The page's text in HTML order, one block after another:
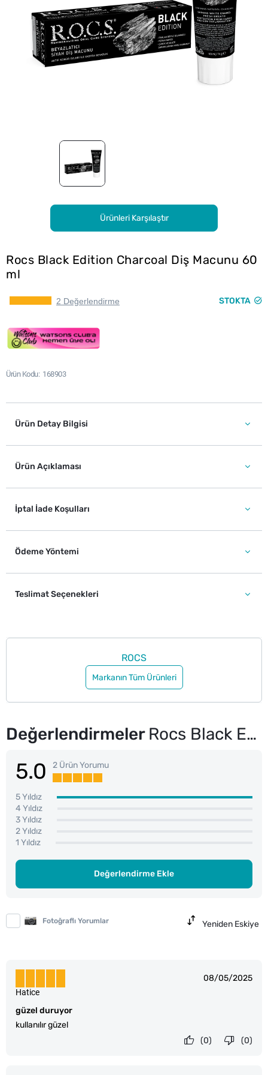
Ürünleri Karşılaştır
Rocs Black Edition Charcoal Diş Macunu 60
ml
2 Değerlendirme STOKTA
Ürün Kodu 168903
Ürün Detay Bilgisi
Ürün Açıklaması
İptal İade Koşulları
Ödeme Yöntemi
Teslimat Seçenekleri
ROCS
Markanın Tüm Ürünleri
Değerlendirmeler Rocs Black Edition Charcoal Diş Macunu 60 ml
5.0 2 Ürün Yorumu
5 Yıldız
4 Yıldız
3 Yıldız
2 Yıldız
1 Yıldız
Değerlendirme Ekle
Fotoğraflı Yorumlar Yeniden Eskiye
08/05/2025
güzel duruyor
kullanılır güzel
Hatice
(0)
(0)